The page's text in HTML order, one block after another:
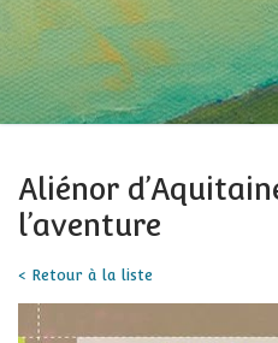
Aliénor
l’aventure
< Retour à la liste